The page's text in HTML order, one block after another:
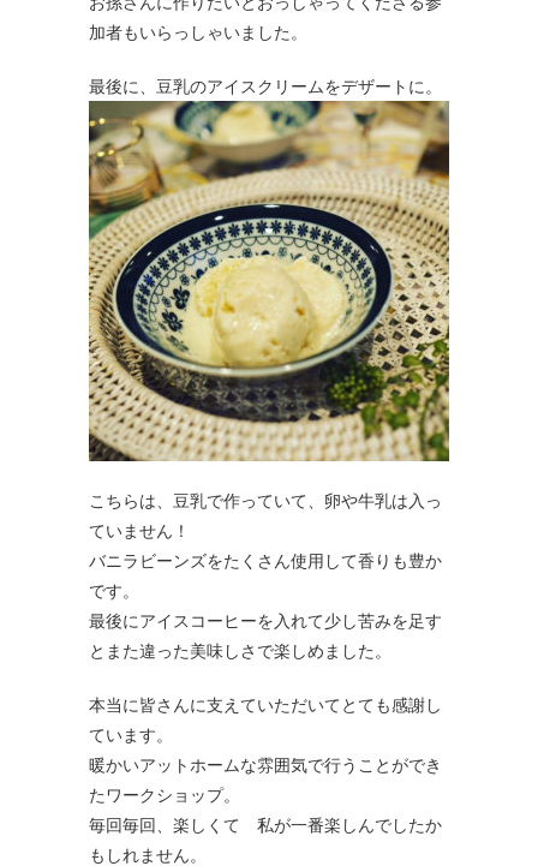
加者もいらっしゃいました。
最後に、豆乳のアイスクリームをデザートに。
こちらは、豆乳で作っていて、卵や牛乳は入っ
ていません！
バニラビーンズをたくさん使用して香りも豊か
です。
最後にアイスコーヒーを入れて少し苦みを足す
とまた違った美味しさで楽しめました。
本当に皆さんに支えていただいてとても感謝し
ています。
暖かいアットホームな雰囲気で行うことができ
たワークショップ。
毎回毎回、楽しくて 私が一番楽しんでしたか
もしれません。